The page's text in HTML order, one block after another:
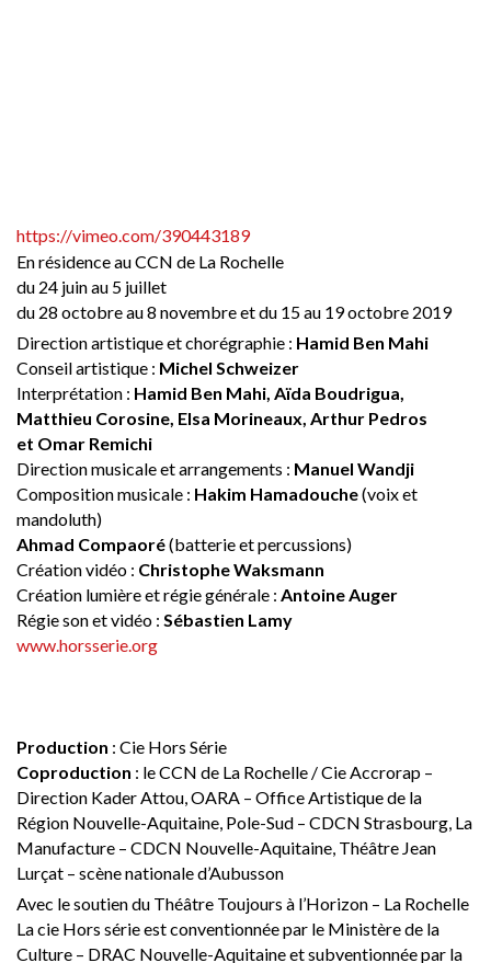
https://vimeo.com/390443189
En résidence au CCN de La Rochelle
du 24 juin au 5 juillet
du 28 octobre au 8 novembre et du 15 au 19 octobre 2019
Direction artistique et chorégraphie : Hamid Ben Mahi
Conseil artistique : Michel Schweizer
Interprétation : Hamid Ben Mahi, Aïda Boudrigua,
Matthieu Corosine, Elsa Morineaux, Arthur Pedros
et Omar Remichi
Direction musicale et arrangements : Manuel Wandji
Composition musicale : Hakim Hamadouche(voix et
mandoluth)
Ahmad Compaoré(batterie et percussions)
Création vidéo : Christophe Waksmann
Création lumière et régie générale : Antoine Auger
Régie son et vidéo : Sébastien Lamy
www.horsserie.org
Production : Cie Hors Série
Coproduction : le CCN de La Rochelle / Cie Accrorap –
Direction Kader Attou, OARA – Office Artistique de la
Région Nouvelle-Aquitaine, Pole-Sud – CDCN Strasbourg, La
Manufacture – CDCN Nouvelle-Aquitaine, Théâtre Jean
Lurçat – scène nationale d’Aubusson
Avec le soutien du Théâtre Toujours à l’Horizon – La Rochelle
La cie Hors série est conventionnée par le Ministère de la
Culture – DRAC Nouvelle-Aquitaine et subventionnée par la